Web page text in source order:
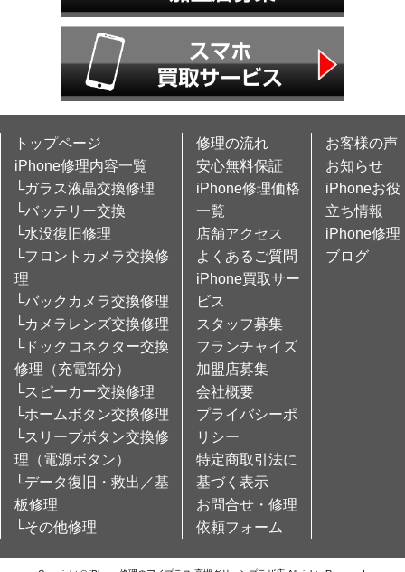
トップページ
iPhone修理内容一覧
└ガラス液晶交換修理
└バッテリー交換
└水没復旧修理
└フロントカメラ交換修
理
└バックカメラ交換修理
└カメラレンズ交換修理
└ドックコネクター交換
修理（充電部分）
└スピーカー交換修理
└ホームボタン交換修理
└スリープボタン交換修
理（電源ボタン）
└データ復旧・救出／基
板修理
└その他修理
修理の流れ
安心無料保証
iPhone修理価格
一覧
店舗アクセス
よくあるご質問
iPhone買取サー
ビス
スタッフ募集
フランチャイズ
加盟店募集
会社概要
プライバシーポ
リシー
特定商取引法に
基づく表示
お問合せ・修理
依頼フォーム
お客様の声
お知らせ
iPhoneお役
立ち情報
iPhone修理
ブログ